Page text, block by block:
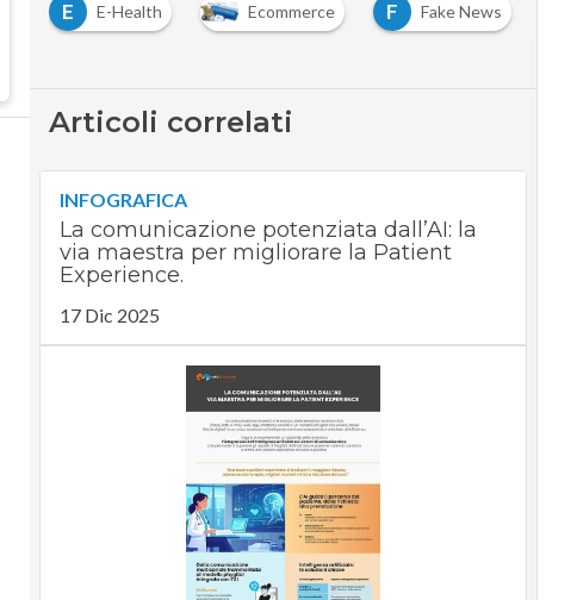
E E-Health Ecommerce F Fake News
Articoli correlati
INFOGRAFICA
La comunicazione potenziata dall’AI: la
via maestra per migliorare la Patient
Experience.
17 Dic 2025